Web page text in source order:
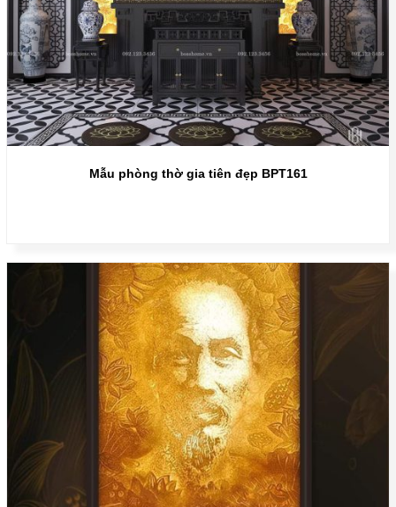
Mẫu phòng thờ gia tiên đẹp BPT161